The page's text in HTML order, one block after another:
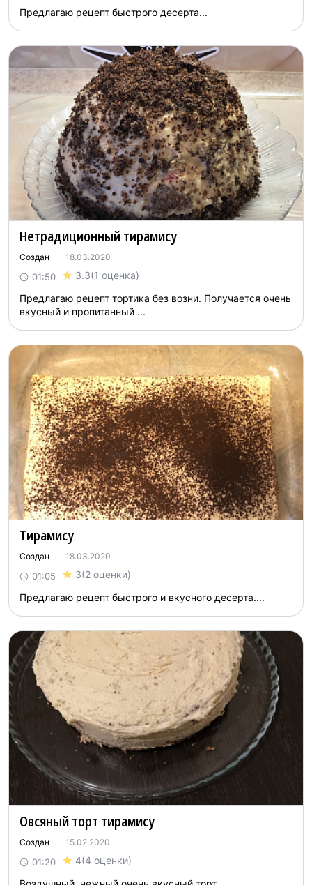
Предлагаю рецепт быстрого десерта...
Нетрадиционный тирамису
Создан 18.03.2020
01:50 3.3(1 оценка)
Предлагаю рецепт тортика без возни. Получается очень
вкусный и пропитанный ...
Тирамису
Создан 18.03.2020
01:05 3(2 оценки)
Предлагаю рецепт быстрого и вкусного десерта....
Овсяный торт тирамису
Создан 15.02.2020
01:20 4(4 оценки)